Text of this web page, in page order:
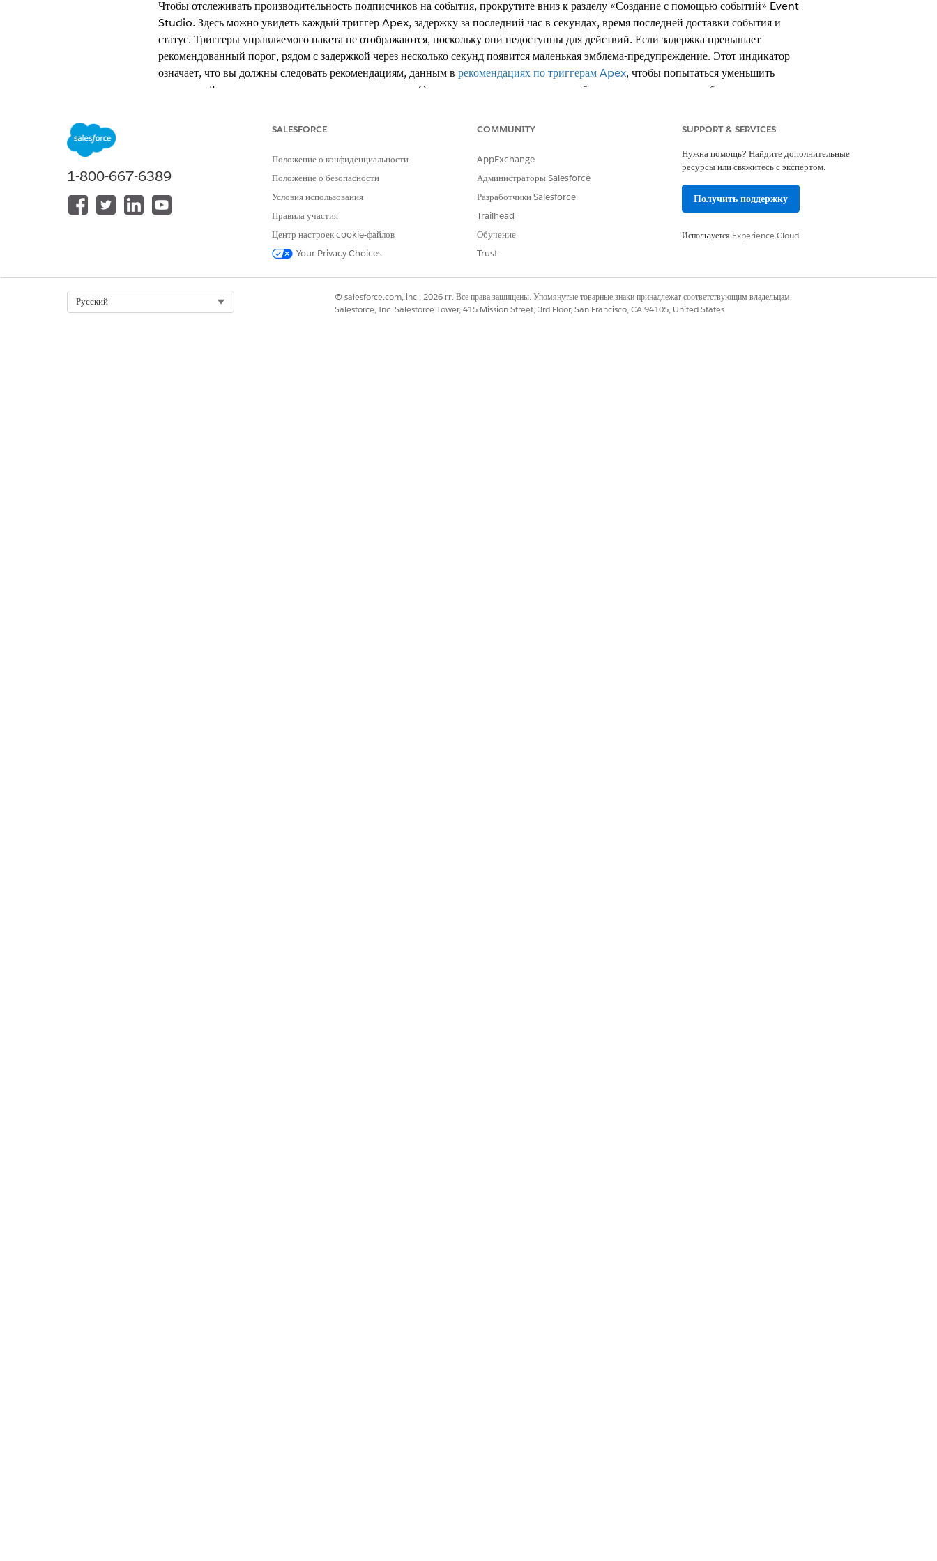
Чтобы отслеживать производительность подписчиков на события, прокрутите вниз к разделу «Создание с помощью событий» Event
Studio. Здесь можно увидеть каждый триггер Apex, задержку за последний час в секундах, время последней доставки события и
статус. Триггеры управляемого пакета не отображаются, поскольку они недоступны для действий. Если задержка превышает
рекомендованный порог, рядом с задержкой через несколько секунд появится маленькая эмблема-предупреждение. Этот индикатор
означает, что вы должны следовать рекомендациям, данным в рекомендациях по триггерам Apex, чтобы попытаться уменьшить
задержку. Данные о задержке не в реальном времени. Он основан на данных показателей использования, и может быть задержка
открывается страница, отображающая производительность подписчика за период времени. График отображает среднюю задержку для
течение этого часа не было доставки.
ЭТА СТАТЬЯ РЕШИЛА ВАШУ ПРОБЛЕМУ?
Оставьте свой отзыв, чтобы мы могли стать лучше!
1-800-667-6389
SALESFORCE
Положение о конфиденциальности
Положение о безопасности
Условия использования
Правила участия
Центр настроек cookie-файлов
Your Privacy Choices
COMMUNITY
AppExchange
Администраторы Salesforce
Разработчики Salesforce
Trailhead
Обучение
Trust
SUPPORT & SERVICES
Нужна помощь? Найдите дополнительные
ресурсы или свяжитесь с экспертом.
Получить поддержку
Используется Experience Cloud
Русский
© salesforce.com, inc., 2026 гг. Все права защищены. Упомянутые товарные знаки принадлежат соответствующим владельцам.
Salesforce, Inc. Salesforce Tower, 415 Mission Street, 3rd Floor, San Francisco, CA 94105, United States